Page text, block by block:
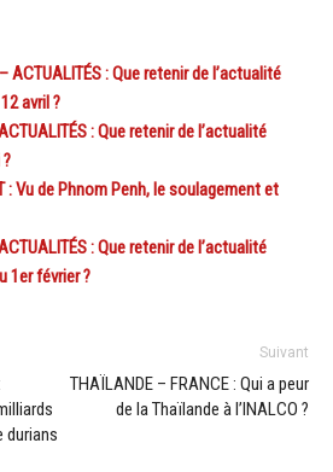
ACTUALITÉS : Que retenir de l’actualité
avril ?
: Que retenir de l’actualité
: Vu de Phnom Penh, le soulagement et
: Que retenir de l’actualité
1er février ?
durians
Suivant
THAÏLANDE – FRANCE : Qui a peur
de la Thaïlande à l’INALCO ?